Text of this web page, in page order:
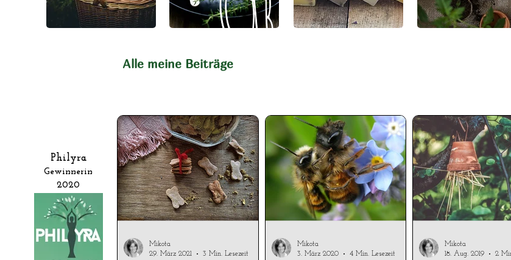
Philyra
Gewinnerin
2020
Mikota
29. März 2021
3 Min. Lesezeit
Mikota
3. März 2020
4 Min. Lesezeit
Mikota
18. Aug. 2019
2
Alle meine Beiträge